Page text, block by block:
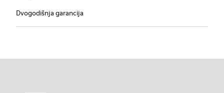
Dvogodišnja garancija